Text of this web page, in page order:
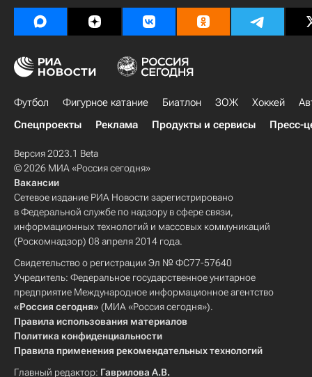
Манор Соломон
Футбол Фигурное катание Биатлон ЗОЖ Хоккей
Спецпроекты
Реклама Продукты и сервисы Пресс-
Версия 2023.1 Beta
© 2026 МИА «Россия сегодня»
Вакансии
Сетевое издание РИА Новости зарегистрировано
в Федеральной службе по надзору в сфере связи,
информационных технологий и массовых коммуникаций
(Роскомнадзор) 08 апреля 2014 года.
Свидетельство о регистрации Эл № ФС77-57640
Учредитель: Федеральное государственное унитарное
предприятие Международное информационное агентство
«Россия сегодня» (МИА «Россия сегодня»).
Правила использования материалов
Политика конфиденциальности
Правила применения рекомендательных технологий
Главный редактор: Гаврилова А.В.